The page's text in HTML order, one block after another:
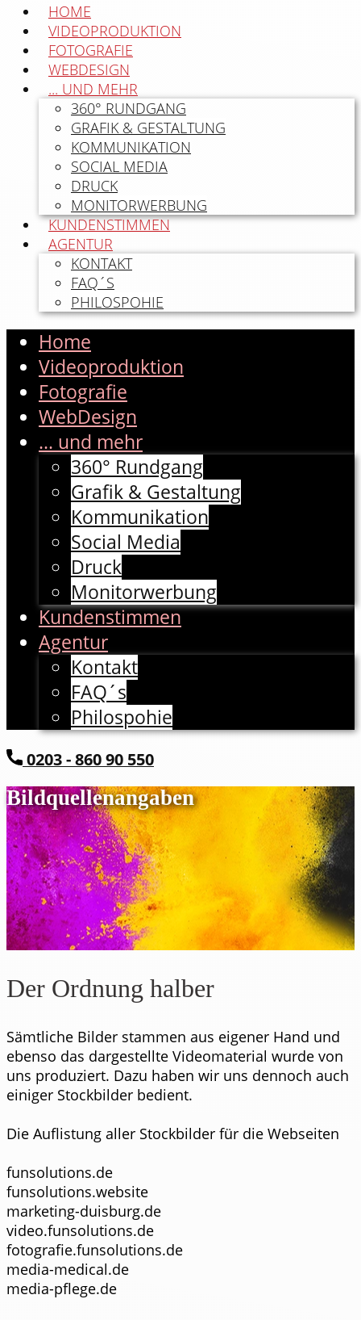
HOME
VIDEOPRODUKTION
FOTOGRAFIE
WEBDESIGN
... UND MEHR
360° RUNDGANG
GRAFIK & GESTALTUNG
KOMMUNIKATION
SOCIAL MEDIA
DRUCK
MONITORWERBUNG
KUNDENSTIMMEN
AGENTUR
KONTAKT
FAQ´S
PHILOSPOHIE
Home
Videoproduktion
Fotografie
WebDesign
... und mehr
360° Rundgang
Grafik & Gestaltung
Kommunikation
Social Media
Druck
Monitorwerbung
Kundenstimmen
Agentur
Kontakt
FAQ´s
Philospohie
​0203 - 860 90 550
Bildquellenangaben
Der Ordnung halber
Sämtliche Bilder stammen aus eigener Hand und
ebenso das dargestellte Videomaterial wurde von
uns produziert. Dazu haben wir uns dennoch auch
einiger Stockbilder bedient.
Die Auflistung aller Stockbilder für die Webseiten
funsolutions.de
funsolutions.website
marketing-duisburg.de
video.funsolutions.de
fotografie.funsolutions.de
media-medical.de
media-pflege.de